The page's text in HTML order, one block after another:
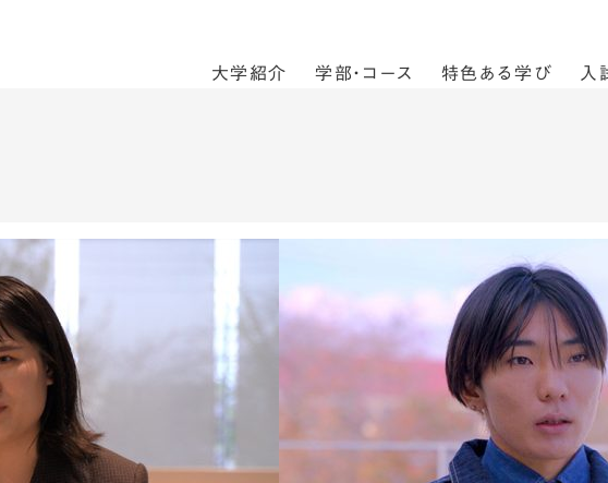
大学紹介
学部・コース 特色ある学び 入